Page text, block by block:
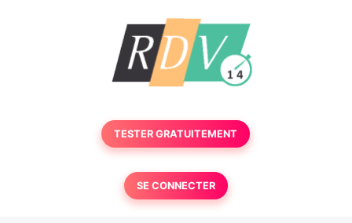
TESTER GRATUITEMENT
SE CONNECTER